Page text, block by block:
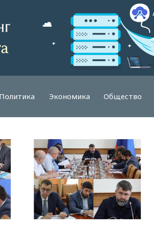
Политика Экономика Общество